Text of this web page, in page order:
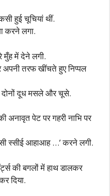
हुई चूचियां थीं.
करने लगा.
मुँह में देने लगी.
तरफ खींचते हुए निप्पल
दूध मसले और चूसे.
पेट पर गहरी नाभि पर
स्सीई आहाआह …’ करने लगी.
की बगलों में हाथ डालकर
दिया.